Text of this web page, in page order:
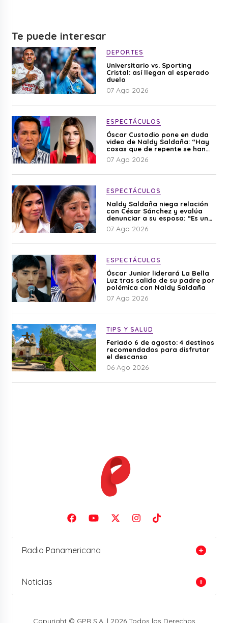
Te puede interesar
DEPORTES
Universitario vs. Sporting
Cristal: así llegan al esperado
duelo
07 Ago 2026
ESPECTÁCULOS
Óscar Custodio pone en duda
video de Naldy Saldaña: “Hay
cosas que de repente se han
editado”
07 Ago 2026
ESPECTÁCULOS
Naldy Saldaña niega relación
con César Sánchez y evalúa
denunciar a su esposa: “Es una
difamación”
07 Ago 2026
ESPECTÁCULOS
Óscar Junior liderará La Bella
Luz tras salida de su padre por
polémica con Naldy Saldaña
07 Ago 2026
TIPS Y SALUD
Feriado 6 de agosto: 4 destinos
recomendados para disfrutar
el descanso
06 Ago 2026
Radio Panamericana
Noticias
Copyright © GPR S.A. | 2026 Todos los Derechos